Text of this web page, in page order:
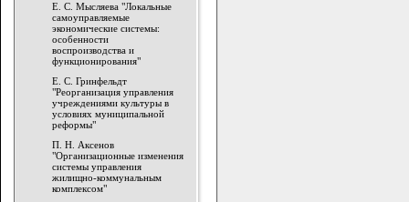
Е. С. Мысляева "Локальные
самоуправляемые
экономические системы:
особенности
воспроизводства и
функционирования"
Е. С. Гринфельдт
"Реорганизация управления
учреждениями культуры в
условиях муниципальной
реформы"
П. Н. Аксенов
"Организационные изменения
системы управления
жилищно-коммунальным
комплексом"